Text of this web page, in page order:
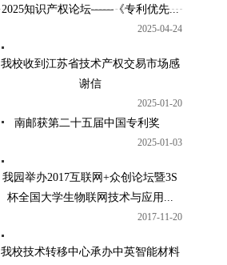
2025知识产权论坛——《专利优先...
2025-04-24
我校收到江苏省技术产权交易市场感
谢信
2025-01-20
南邮获第二十五届中国专利奖
2025-01-03
我园举办2017互联网+众创论坛暨3S
杯全国大学生物联网技术与应用...
2017-11-20
我校技术转移中心承办中英智能材料